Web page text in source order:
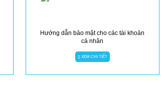
Hướng dẫn bảo mật cho các tài khoản
cá nhân
XEM CHI TIẾT